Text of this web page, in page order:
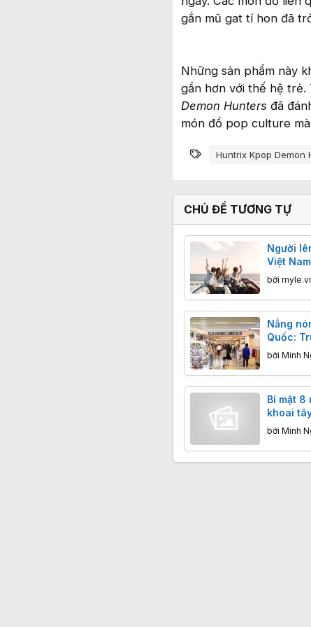
gắn mũ gat tí hon đã
Những sản phẩm này
gần hơn với thế hệ trẻ.
Demon Hunters đã
món đồ pop culture
Từ khóa
Huntrix Kpop Demon
CHỦ ĐỀ TƯƠNG TỰ
Người
Việt
phàn
công
bởi
Nắng
Quốc:
bội thu,
bởi Minh
Bí mật 8
khoai
'trái cây
bởi Minh